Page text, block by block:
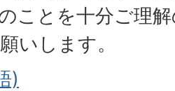
ことを十分ご理
いします。
)